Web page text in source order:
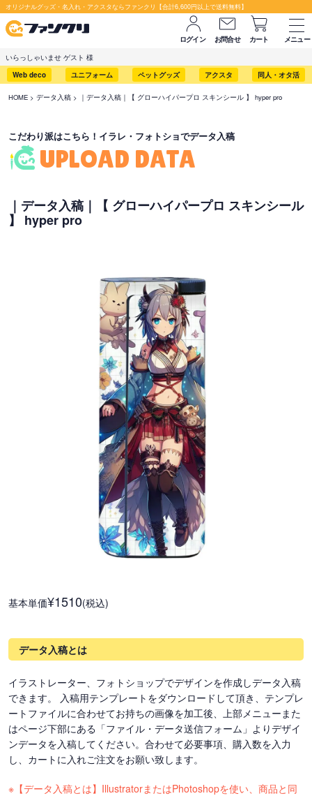
オリジナルグッズ・名入れ・アクスタならファンクリ【合計6,600円以上で送料無料】
ログイン お問合せ カート
メニュー
いらっしゃいませ ゲスト 様
Web deco
ユニフォーム ペットグッズ アクスタ 同人・オタ活
HOME データ入稿 ｜データ入稿｜【 グローハイパープロ スキンシール 】 hyper pro
こだわり派はこちら！イラレ・フォトショでデータ入稿
UPLOAD DATA
｜データ入稿｜【 グローハイパープロ スキンシール
】 hyper pro
基本単価¥1510(税込)
データ入稿とは
イラストレーター、フォトショップでデザインを作成しデータ入稿
できます。 入稿用テンプレートをダウンロードして頂き、テンプレ
ートファイルに合わせてお持ちの画像を加工後、上部メニューまた
はページ下部にある「ファイル・データ送信フォーム」よりデザイ
ンデータを入稿してください。合わせて必要事項、購入数を入力
し、カートに入れご注文をお願い致します。
※【データ入稿とは】IllustratorまたはPhotoshopを使い、商品と同